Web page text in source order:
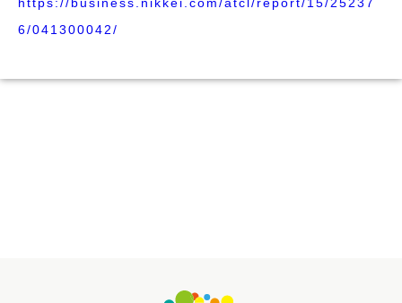
https://business.nikkei.com/atcl/report/15/25237
6/041300042/